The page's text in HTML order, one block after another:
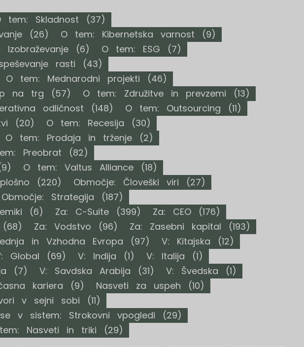
tem: Skladnost (37)
(26) O tem: Kibernetska varnost (9)
(6) O tem: ESG (7)
rasti (43)
O tem: Mednarodni projekti (46)
na trg (57) O tem: Združitve in prevzemi (13)
odličnost (148) O tem: Outsourcing (11)
(20) O tem: Recesija (30)
O tem: Prodaja in trženje (2)
Preobrat (82)
O tem: Valtus Alliance (18)
(220) Območje: Človeški viri (27)
Območje: Strategija (187)
(6) Za: C-Suite (399) Za: CEO (176)
(68) Za: Vodstvo (96) Za: Zasebni kapital (193)
in Vzhodna Evropa (97) V: Kitajska (12)
Global (69) V: Indija (1) V: Italija (1)
(7) V: Savdska Arabija (31) V: Švedska (1)
kariera (9) Nasveti za uspeh (10)
v sejni sobi (11)
v sistem: Strokovni vpogledi (29)
Nasveti in triki (29)